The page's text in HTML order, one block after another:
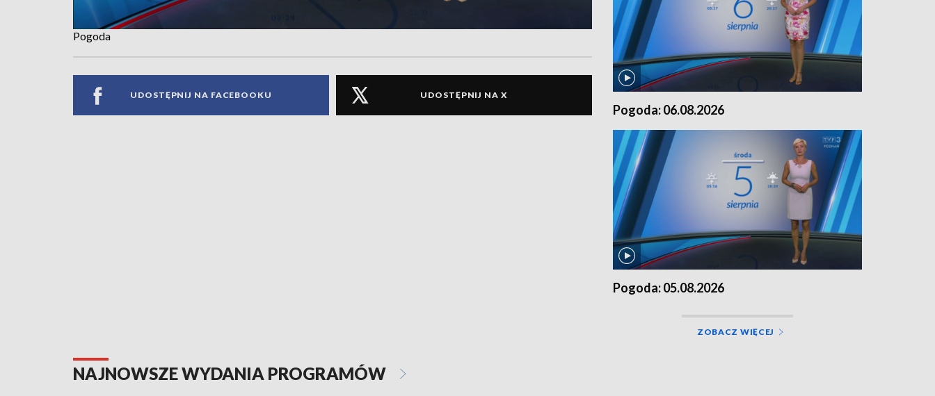
Pogoda
UDOSTĘPNIJ NA FACEBOOKU UDOSTĘPNIJ NA X
Pogoda: 06.08.2026
Pogoda: 05.08.2026
ZOBACZ WIĘCEJ
NAJNOWSZE WYDANIA PROGRAMÓW